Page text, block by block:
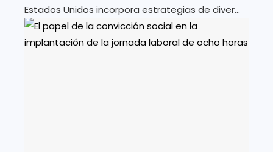
Estados Unidos incorpora estrategias de diver...